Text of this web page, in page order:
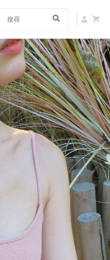
navigation